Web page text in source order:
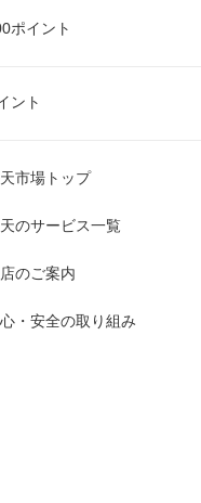
ポイント
ント
市場トップ
のサービス一覧
のご案内
・安全の取り組み